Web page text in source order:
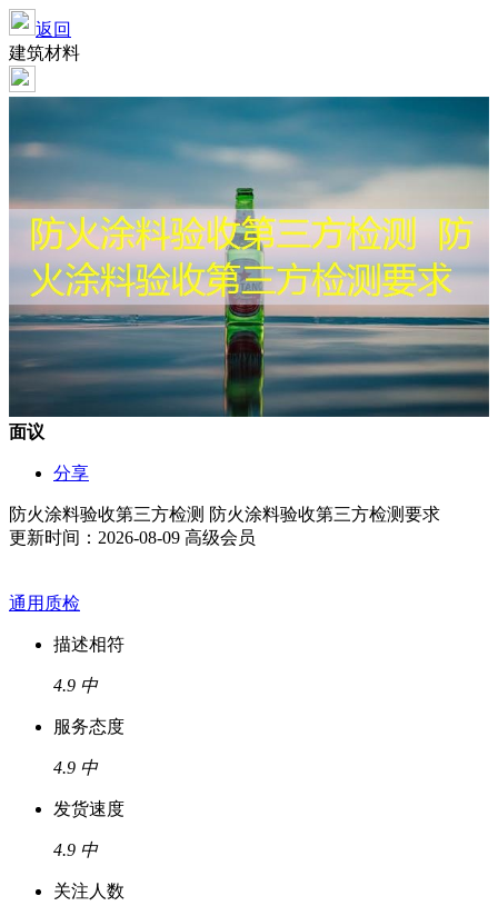
返回
建筑材料
面议
分享
防火涂料验收第三方检测 防火涂料验收第三方检测要求
更新时间：2026-08-09 高级会员
通用质检
描述相符
4.9 中
服务态度
4.9 中
发货速度
4.9 中
关注人数